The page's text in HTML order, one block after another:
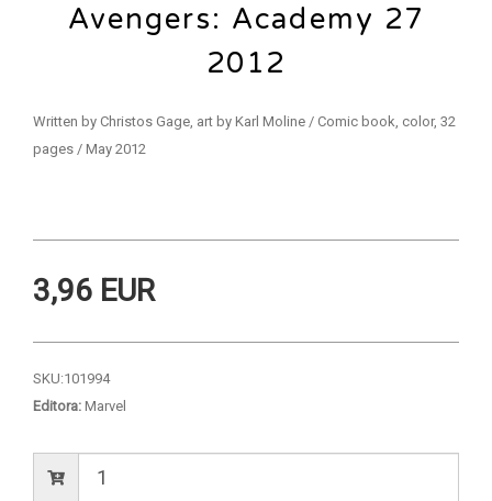
Avengers: Academy 27
2012
Written by Christos Gage, art by Karl Moline / Comic book, color, 32
pages / May 2012
3,96 EUR
SKU:101994
Editora: Marvel